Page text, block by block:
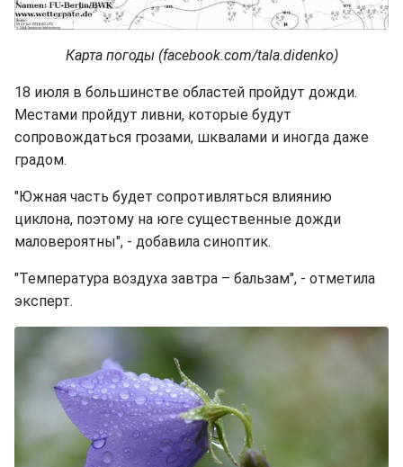
Карта погоды (facebook.com/tala.didenko)
18 июля в большинстве областей пройдут дожди.
Местами пройдут ливни, которые будут
сопровождаться грозами, шквалами и иногда даже
градом.
"Южная часть будет сопротивляться влиянию
циклона, поэтому на юге существенные дожди
маловероятны", - добавила синоптик.
"Температура воздуха завтра – бальзам", - отметила
эксперт.